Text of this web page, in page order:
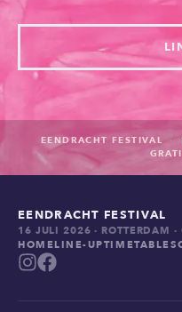
EENDRACHT FESTIVAL ·
EENDRACHT FESTIVAL
16 JULI 2026 · ROTTERDAM ·
HOMELINE-UPTIMETABLE